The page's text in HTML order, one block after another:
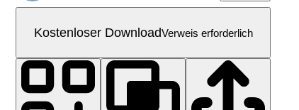
Kostenloser DownloadVerweis erforderlich